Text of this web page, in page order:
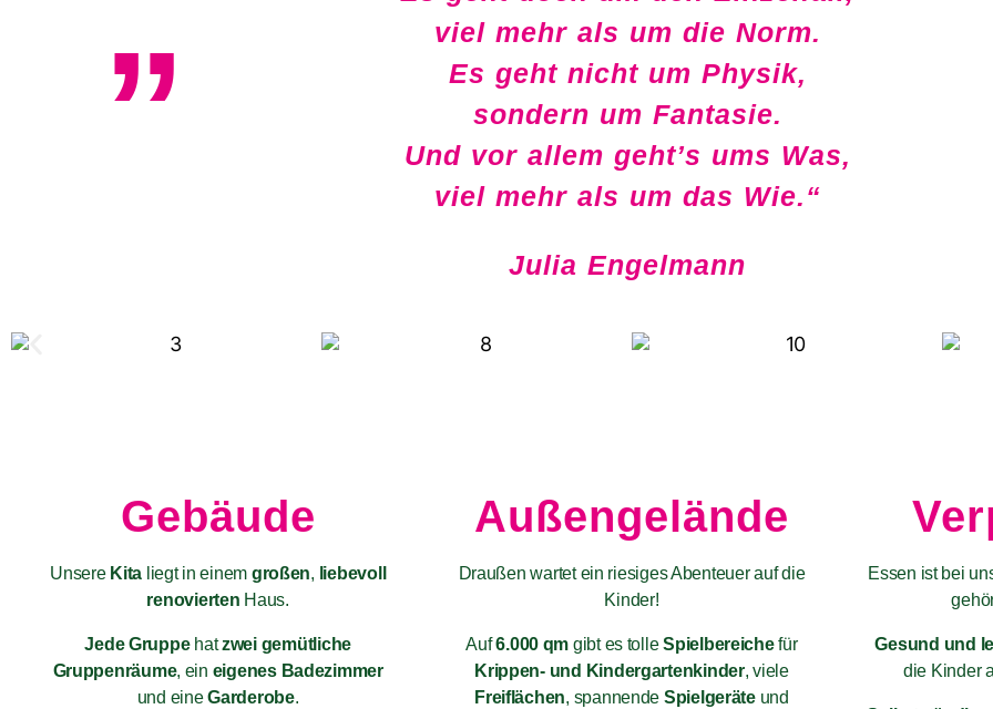
viel mehr als um die Norm.
Es geht nicht um Physik,
sondern um Fantasie.
Und vor allem geht’s ums Was,
viel mehr als um das Wie.“
Julia Engelmann
Gebäude
Unsere Kita liegt in einem großen, iebevoll
renovierten Haus.
Jede Gruppehatzwei gemütliche
Gruppenräume, ein eigenes Badezimmer
und eineGarderobe.
Außengelände
Draußen wartet ein riesiges Abenteuer auf die
Kinder!
Auf6.000 qm gibt es tolleSpielbereichefür
Krippen- und Kindergartenkinder, viele
Freiflächen, spannende Spielgeräteund
Essen ist bei
Gesund und
die Kinder